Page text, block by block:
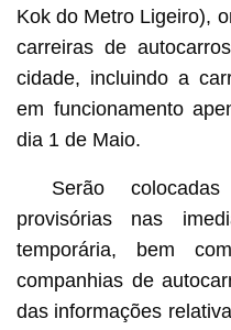
Kok do Metro Ligeiro),
carreiras de
cidade, incluindo a
em funcionamento
dia 1 de Maio.
Serão
provisórias nas
temporária, bem
companhias de
das informações